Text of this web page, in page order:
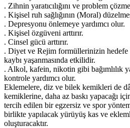
. Zihnin yaratıcılığını ve problem
. Kişisel ruh sağlığının (Moral)
. Depresyonu önlemeye yardımcı olur.
. Kişisel özgüveni arttırır.
. Cinsel gücü arttırır.
. Diyet ve Rejim formüllerinizin hedefe
kaybı yaşanmasında etkilidir.
. Alkol, kafein, nikotin gibi bağımlılık
kontrole yardımcı olur.
Eklemelere, diz ve bilek kemikleri de
kemiklerine, daha az baskı yapacağı
tercih edilen bir egzersiz ve spor
birlikte yapılacak yürüyüş kas ve
oluşturacaktır.